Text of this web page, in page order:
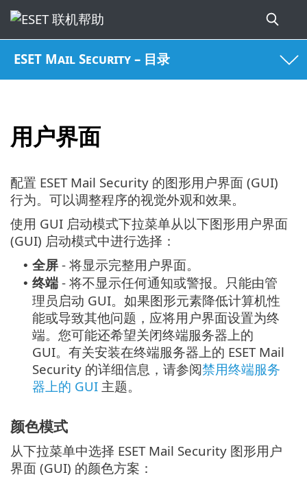
ESET Mail Security – 目录
用户界面
配置 ESET Mail Security 的图形用户界面 (GUI)
行为。可以调整程序的视觉外观和效果。
使用 GUI 启动模式下拉菜单从以下图形用户界面
(GUI) 启动模式中进行选择：
• 全屏 - 将显示完整用户界面。
• 终端 - 将不显示任何通知或警报。只能由管
理员启动 GUI。如果图形元素降低计算机性
能或导致其他问题，应将用户界面设置为终
端。您可能还希望关闭终端服务器上的
GUI。有关安装在终端服务器上的 ESET Mail
Security 的详细信息，请参阅禁用终端服务
器上的 GUI 主题。
颜色模式
从下拉菜单中选择 ESET Mail Security 图形用户
界面 (GUI) 的颜色方案：